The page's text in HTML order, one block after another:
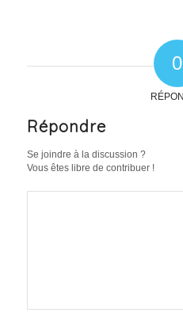
0
Répondre
Se joindre à la discussion ?
Vous êtes libre de contribuer !